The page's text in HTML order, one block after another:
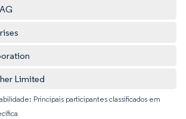
Limited
Principais participantes classificados em